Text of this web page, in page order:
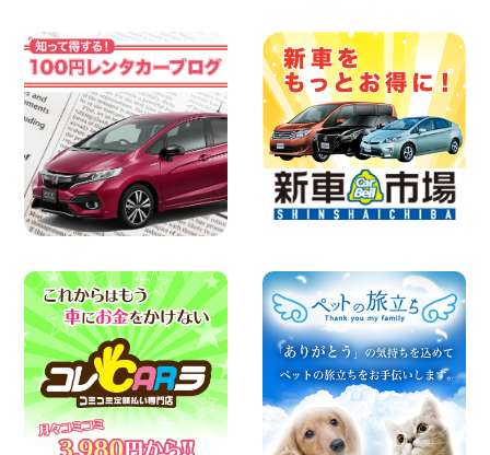
のお知らせ!! 神奈川県 横浜弥生台店
100円レンタカー 横浜弥生台
2026年08月06日
ハイエースワゴンGL!!クルーズコントロ
ールが付いている〜!! 福島県 福島笹木野
店
100円レンタカー 福島笹木野
2026年08月05日
※※超格安日額5,800円※※荷物運びに最適
の軽バンのレンタカー!! 出雲ドーム前店
島根県 出雲ドーム前店
2026年08月05日
人気のスペイドワゴン ライトブルーで登
場です! 東京都 羽田空港店
100円レンタカー 羽田空港
2026年08月04日
お引越しに便利で最適!(禁煙車両) 香川県
坂出川津店
100円レンタカー 坂出川津
2026年08月04日